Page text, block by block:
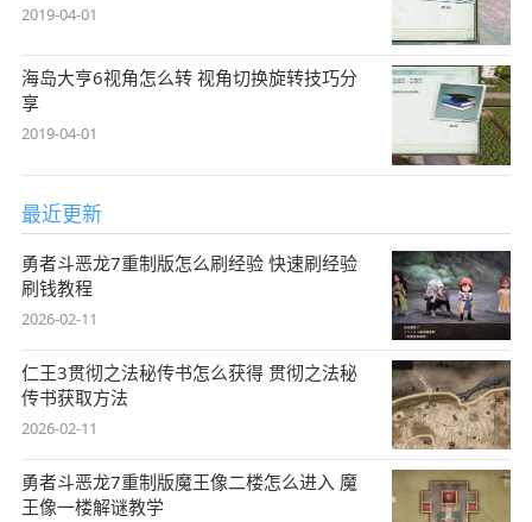
2019-04-01
海岛大亨6视角怎么转 视角切换旋转技巧分
享
2019-04-01
最近更新
勇者斗恶龙7重制版怎么刷经验 快速刷经验
刷钱教程
2026-02-11
仁王3贯彻之法秘传书怎么获得 贯彻之法秘
传书获取方法
2026-02-11
勇者斗恶龙7重制版魔王像二楼怎么进入 魔
王像一楼解谜教学